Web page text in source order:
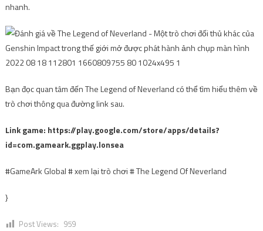
nhanh.
Bạn đọc quan tâm đến The Legend of Neverland có thể tìm hiểu thêm về
trò chơi thông qua đường link sau.
Link game: https://play.google.com/store/apps/details?
id=com.gameark.ggplay.lonsea
#GameArk Global # xem lại trò chơi # The Legend Of Neverland
}
Post Views: 959